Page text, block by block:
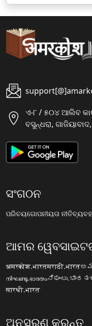
ଏ-୮ / ୫୦୪ ଆଲିବ
ବସୁନ୍ଧରା,
ସଂଗଠନ
ପରିଚୟଗୋପନୀୟତା ନୀତି
ଆମର
अमरकोश.भारतमराठी.भारत
നിഘണ്ടു.ഭാരതംನಿಘಂಟು.ಭಾರತ
सारथी.भारत
ଅନୁସରଣ କରନ୍ତୁ